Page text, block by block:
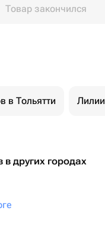
Товар закончился
в Тольятти Лилии
в других городах